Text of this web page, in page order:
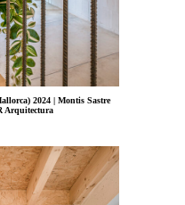
2024 | Montis Sastre
Arquitectura